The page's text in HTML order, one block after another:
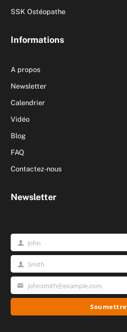
SSK Ostéopathe
Informations
A propos
Newsletter
Calendrier
Vidéo
Blog
FAQ
Contactez-nous
Newsletter
PrénomJohn
Nom Smith
Votre
email
johnsmith@example.com
Soumettre